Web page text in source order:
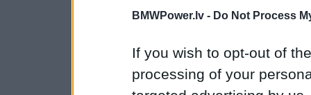
BMWPower.lv - Do Not Process
If you wish to opt-out of
processing of your